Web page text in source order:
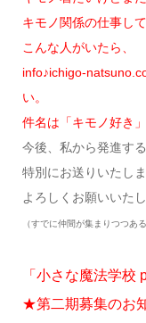
キモノ関係の仕事し
こんな人がいたら、
info♪ichigo-
い。
件名は「キモノ好き」
今後、私から発進す
特別にお送りいたし
よろしくお願いいた
（すでに仲間が集まりつつあ
「小さな魔法学校
★第二期募集のお